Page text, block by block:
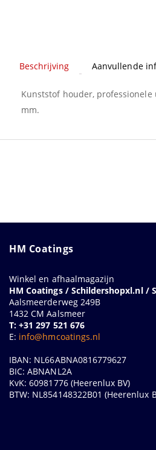
Beschrijving Aanvullende
Kunststof houder,
mm.
HM Coatings
Winkel en afhaalmagazijn
HM Coatings / Schildershopxl.nl /
Aalsmeerderweg 249B
1432 CM Aalsmeer
T: +31 297 521 676
E: info@hmcoatings.nl
IBAN: NL66ABNA0816779627
BIC: ABNANL2A
KvK: 60981776 (Heerenlux BV)
BTW: NL854148322B01 (Heerenlux